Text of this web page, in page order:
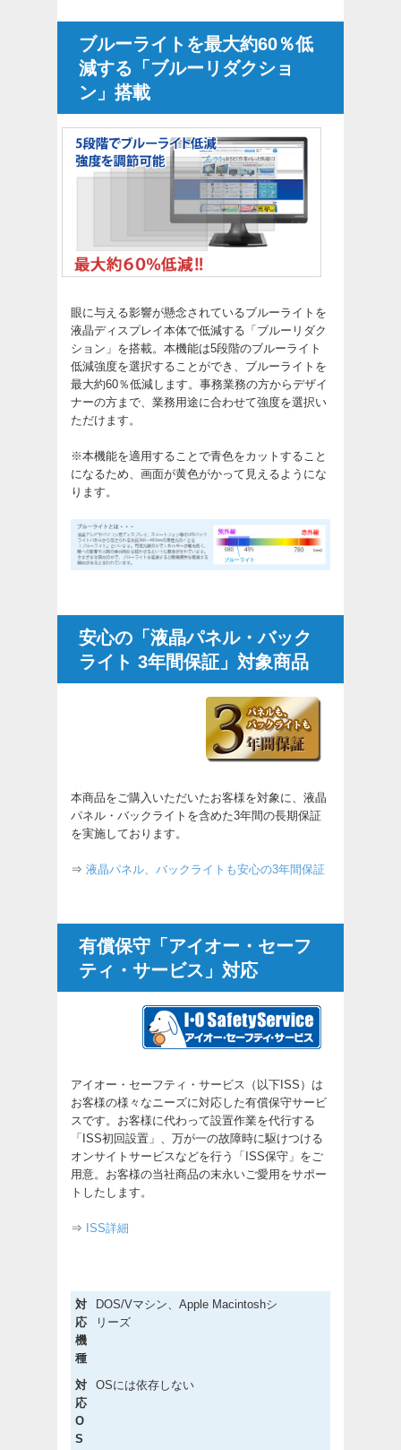
ブルーライトを最大約60％低
減する「ブルーリダクショ
ン」搭載
眼に与える影響が懸念されているブルーライトを
液晶ディスプレイ本体で低減する「ブルーリダク
ション」を搭載。本機能は5段階のブルーライト
低減強度を選択することができ、ブルーライトを
最大約60％低減します。事務業務の方からデザイ
ナーの方まで、業務用途に合わせて強度を選択い
ただけます。
※本機能を適用することで青色をカットすること
になるため、画面が黄色がかって見えるようにな
ります。
安心の「液晶パネル・バック
ライト 3年間保証」対象商品
本商品をご購入いただいたお客様を対象に、液晶
パネル・バックライトを含めた3年間の長期保証
を実施しております。
⇒ 液晶パネル、バックライトも安心の3年間保証
有償保守「アイオー・セーフ
ティ・サービス」対応
アイオー・セーフティ・サービス（以下ISS）は
お客様の様々なニーズに対応した有償保守サービ
スです。お客様に代わって設置作業を代行する
「ISS初回設置」、万が一の故障時に駆けつける
オンサイトサービスなどを行う「ISS保守」をご
用意。お客様の当社商品の末永いご愛用をサポー
トしたします。
⇒ ISS詳細
対
応
機
種
DOS/Vマシン、Apple Macintoshシ
リーズ
対
応
O
S
OSには依存しない